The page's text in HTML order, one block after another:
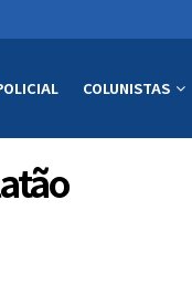
COLUNISTAS